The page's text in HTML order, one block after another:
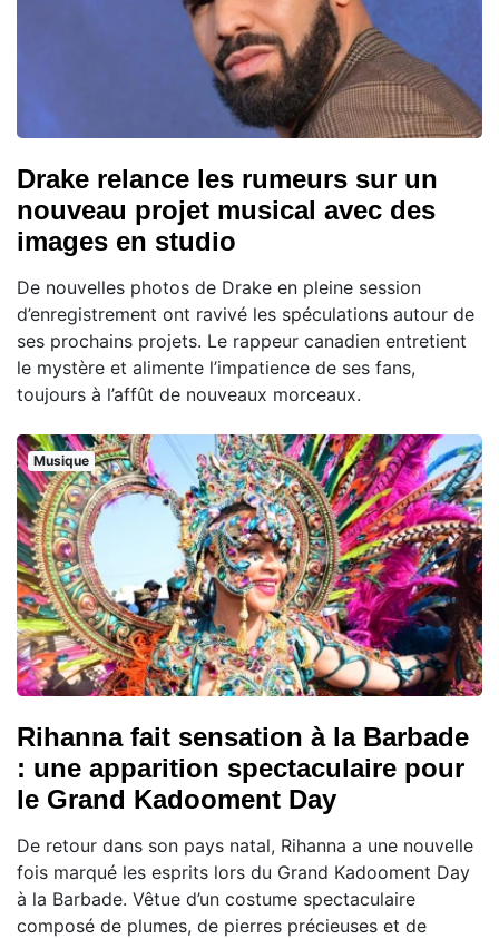
Drake relance les rumeurs sur un
nouveau projet musical avec des
images en studio
De nouvelles photos de Drake en pleine session
d’enregistrement ont ravivé les spéculations autour de
ses prochains projets. Le rappeur canadien entretient
le mystère et alimente l’impatience de ses fans,
toujours à l’affût de nouveaux morceaux.
Musique
Rihanna fait sensation à la Barbade
: une apparition spectaculaire pour
le Grand Kadooment Day
De retour dans son pays natal, Rihanna a une nouvelle
fois marqué les esprits lors du Grand Kadooment Day
à la Barbade. Vêtue d’un costume spectaculaire
composé de plumes, de pierres précieuses et de